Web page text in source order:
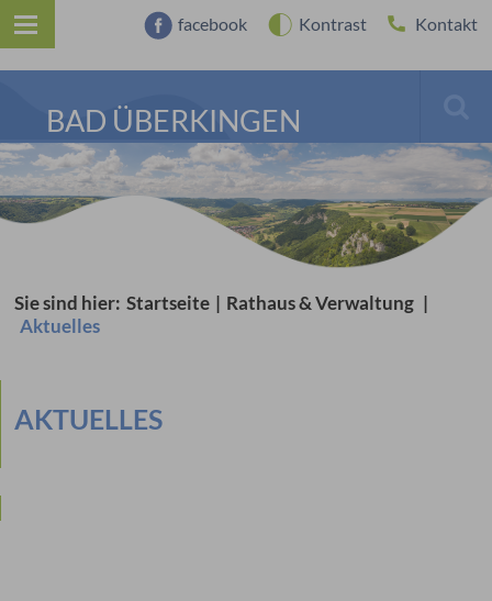
facebook Kontrast Kontakt
BAD ÜBERKINGEN
Sie sind hier: Startseite | Rathaus & Verwaltung |
Aktuelles
AKTUELLES